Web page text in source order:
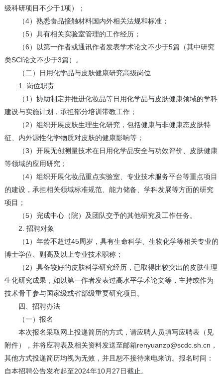
级科研项目不少于1项）；
（4）熟悉食品接触材料国内外相关法规和标准；
（5）具有相关实验室管理的工作经历；
（6）以第一作者或通讯作者发表学术论文不少于5篇（其中研究
类SCI论文不少于3篇）。
（二）日用化学品与皮肤健康研究高级岗位
1. 岗位职责
（1）协助制定并推进化妆品等日用化学品与皮肤健康领域的学科
建设与实施计划，承担部分培训带教工作；
（2）组织开展皮肤生理生化研究，包括健康与非健康态皮肤特
征、内外源性化学物质对皮肤的健康影响等；
（3）开展无创测量技术在日用化学品安全与功效评价、皮肤健康
等领域的应用研究；
（4）组织开展化妆品重点实验室、专业技术服务平台等重点项目
的建设，承担相关领域标准规范、能力储备、学科发展等方面的研究
项目；
（5）完成中心（院）及团队交予的其他研究及工作任务。
2. 招聘对象
（1）年龄不超过45周岁，具有生命科学、生物化学等相关专业的
博士学位、副高及以上专业技术职称；
（2）具备较好的皮肤科学研究经历，已取得比较突出的皮肤生理
生化研究成果，如以第一作者发表过高水平学术论文等，主持或作为
技术骨干参与国家级或省部级重要研究项目。
四、招聘办法
（一）报名
本次报名采取网上投递简历的方式，请应聘人员填写应聘表（见
附件），并将应聘表及相关资料发送至邮箱renyuanzp@scdc.sh.cn，
其他方式投递简历均视为无效，并且恕不接待来电来访。报名时间：
自本招聘公告发布起至2024年10月27日截止。